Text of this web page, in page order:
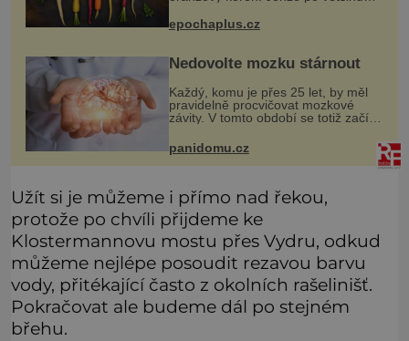
možné, jen ne oranžová. Je fialová,
žlutá, bílá, někdy dokonce téměř
epochaplus.cz
Nedovolte mozku stárnout
Každý, komu je přes 25 let, by měl
pravidelně procvičovat mozkové
závity. V tomto období se totiž začíná
problém vzpomenout si na jméno
kolegy z práce. Nebo marně v
paměti
panidomu.cz
Užít si je můžeme i přímo nad řekou,
protože po chvíli přijdeme ke
Klostermannovu mostu přes Vydru, odkud
můžeme nejlépe posoudit rezavou barvu
vody, přitékající často z okolních rašelinišť.
Pokračovat ale budeme dál po stejném
břehu.